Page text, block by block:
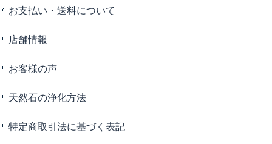
お支払い・送料について
店舗情報
お客様の声
天然石の浄化方法
特定商取引法に基づく表記